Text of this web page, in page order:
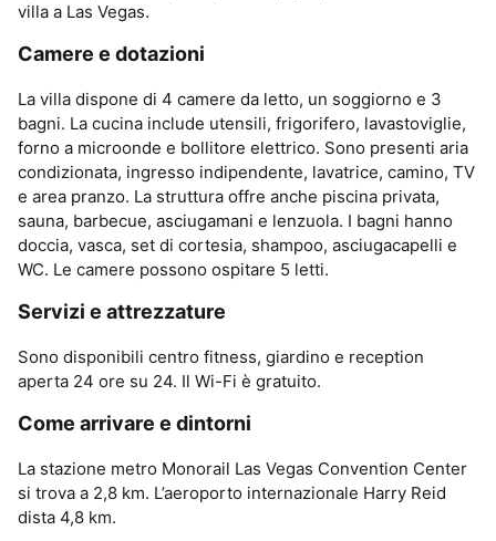
villa a Las Vegas.
Camere e dotazioni
La villa dispone di 4 camere da letto, un soggiorno e 3
bagni. La cucina include utensili, frigorifero, lavastoviglie,
forno a microonde e bollitore elettrico. Sono presenti aria
condizionata, ingresso indipendente, lavatrice, camino, TV
e area pranzo. La struttura offre anche piscina privata,
sauna, barbecue, asciugamani e lenzuola. I bagni hanno
doccia, vasca, set di cortesia, shampoo, asciugacapelli e
WC. Le camere possono ospitare 5 letti.
Servizi e attrezzature
Sono disponibili centro fitness, giardino e reception
aperta 24 ore su 24. Il Wi-Fi è gratuito.
Come arrivare e dintorni
La stazione metro Monorail Las Vegas Convention Center
si trova a 2,8 km. L’aeroporto internazionale Harry Reid
dista 4,8 km.